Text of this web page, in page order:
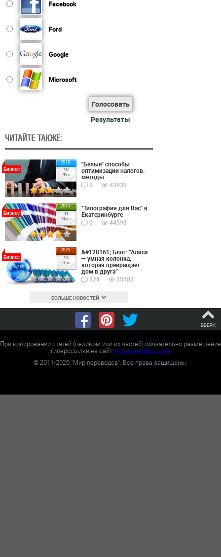
Facebook
Ford
Google
Microsoft
Голосовать
Результаты
ЧИТАЙТЕ ТАКЖЕ:
2018
10
Фев
Бизнес
"Белые" способы
оптимизации налогов:
методы
0
43930
2015
31
Март
Бизнес
"Типография для Вас" в
Екатеринбурге
0
44593
2025
13
Ноя
Бизнес
&#128161; Блог: “Алиса
— умная колонка,
которая превращает
дом в друга”
324
35383
БОЛЬШЕ НОВОСТЕЙ
ВВЕРХ
При копировании статей (целиком или их частей) обязательно размещение
гиперссылки на сайтworldtranslation.org.
©2011-2026 "Мир переводов". Все права защищены.